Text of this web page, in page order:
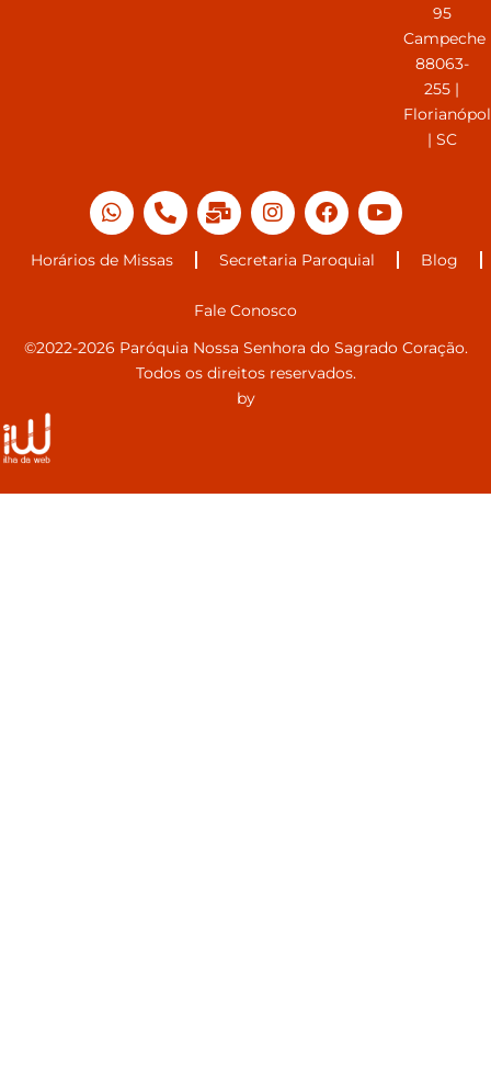
95
Campeche
88063-
255 |
| SC
Horários de Missas Secretaria Paroquial Blog
Fale Conosco
©2022-2026 Paróquia Nossa Senhora do Sagrado Coração.
Todos os direitos reservados.
by